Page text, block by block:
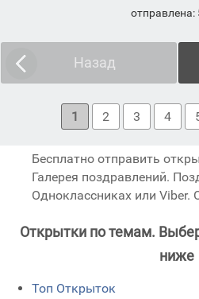
отправлена:
Назад
1 2 3 4
Бесплатно отправить
Галерея поздравлений.
Одноклассниках или Viber.
Открытки по темам.
ниже
Топ Открыток